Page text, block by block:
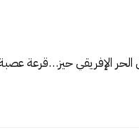
الإفريقي حيز…قرعة